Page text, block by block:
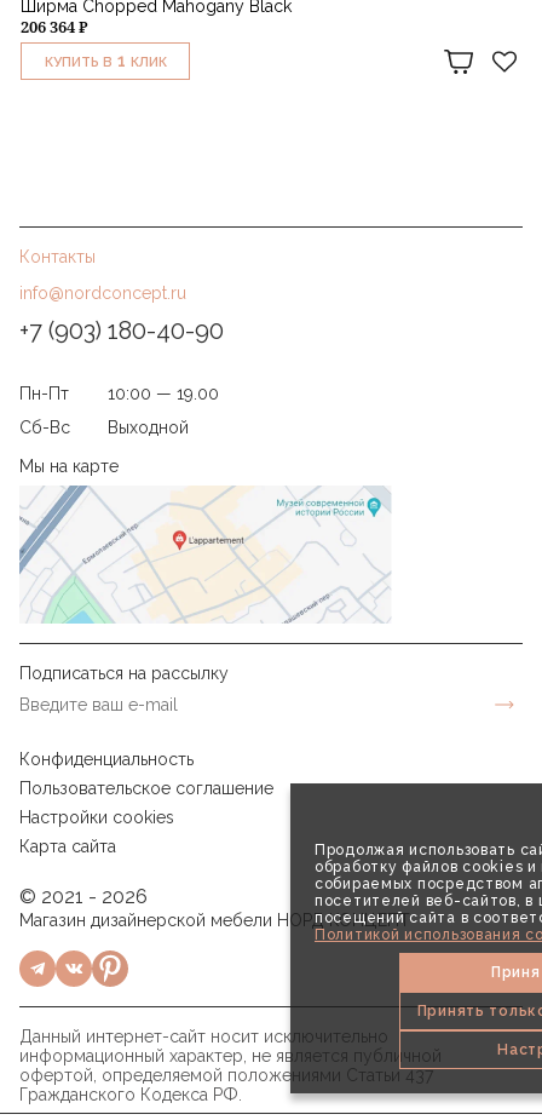
Продолжая использовать
обработку файлов cookies и
собираемых посредством
посетителей веб-сайтов, в
посещений сайта в
Политикой использования
Принять
Ширма Chopped Mahogany Black
206 364 ₽
КУПИТЬ В 1 КЛИК
Контакты
info@nordconcept.ru
+7 (903) 180-40-90
Пн-Пт
10:00 — 19.00
Сб-Вс
Выходной
Мы на карте
Подписаться на рассылку
Конфиденциальность
Пользовательское соглашение
Настройки cookies
Карта сайта
© 2021 - 2026
Магазин дизайнерской мебели НОРД КОНЦЕПТ
Данный интернет-сайт носит исключительно
информационный характер, не является публичной
офертой, определяемой положениями Статьи 437
Гражданского Кодекса РФ.